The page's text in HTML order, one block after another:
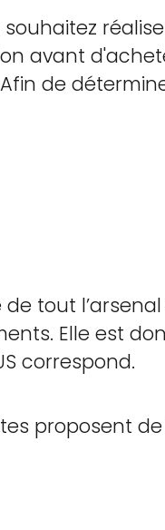
avant
Afin de
tout
Elle est
correspond.
proposent